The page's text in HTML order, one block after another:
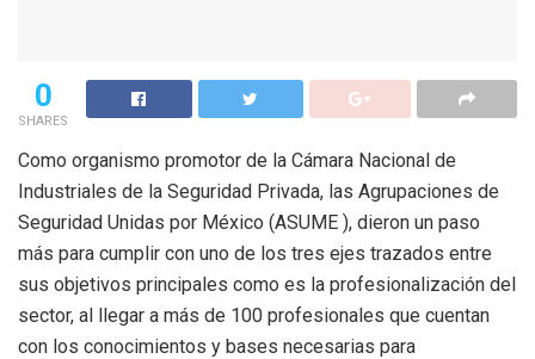
0
SHARES
Como organismo promotor de la Cámara Nacional de
Industriales de la Seguridad Privada, las Agrupaciones de
Seguridad Unidas por México (ASUME ), dieron un paso
más para cumplir con uno de los tres ejes trazados entre
sus objetivos principales como es la profesionalización del
sector, al llegar a más de 100 profesionales que cuentan
con los conocimientos y bases necesarias para